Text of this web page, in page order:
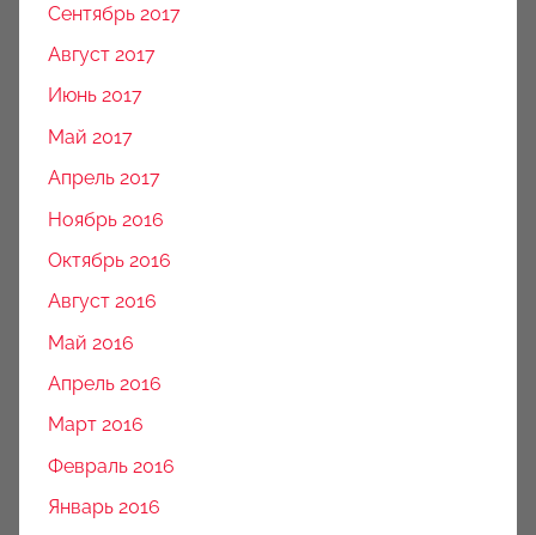
Сентябрь 2017
Август 2017
Июнь 2017
Май 2017
Апрель 2017
Ноябрь 2016
Октябрь 2016
Август 2016
Май 2016
Апрель 2016
Март 2016
Февраль 2016
Январь 2016